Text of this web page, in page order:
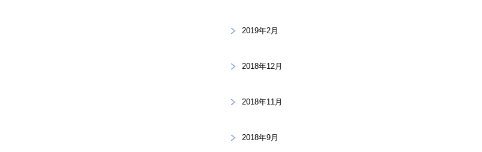
2019年2月
2018年12月
2018年11月
2018年9月